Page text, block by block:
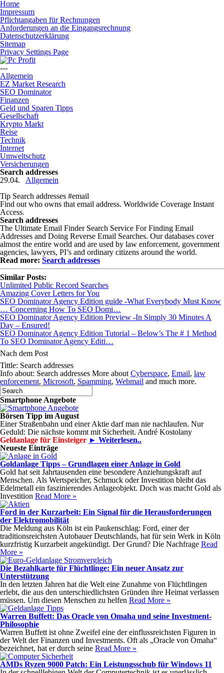
Home
Impressum
Pflichtangaben für Rechnungen
Anforderungen an die Eingangsrechnung
Datenschutzerklärung
Sitemap
Privacy Settings Page
---
Allgemein
EZ Market Research
SEO Dominator
Finanzen
Geld und Sparen Tipps
Gesellschaft
Krypto Markt
Reise
Technik
Internet
Umweltschutz
Versicherungen
Search addresses
29.04.
Allgemein
Tip Search addresses #email
Find out who owns that email address. Worldwide Coverage Instant
Access.
Search addresses
The Ultimate Email Finder Search Service For Finding Email
Addresses and Doing Reverse Email Searches. Our databases cover
almost the entire world and are used by law enforcement, government
agencies, lawyers, PI’s and ordinary citizens around the world.
Read more: Search addresses
Similar Posts:
Unlimited Public Record Searches
Amazing Cover Letters for You
SEO Dominator Agency Edition guide -What Everybody Must Know
… Concerning How To SEO Domi…
SEO Dominator Agency Edition Preview -In Simply 30 Minutes A
Day – Ensured!
SEO Dominator Agency Edition Tutorial – Below’s The # 1 Method
To SEO Dominator Agency Editi…
Nach dem Post
Tittle: Search addresses
Info about: Search addresses More about Cyberspace, Email, law
enforcement, Microsoft, Spamming, Webmail and much more.
Smartphone Angebote
Börsen Tipp im August
Einer Straßenbahn und einer Aktie darf man nie nachlaufen. Nur
Geduld: Die nächste kommt mit Sicherheit. André Kostolany
Geldanlage für Einsteiger ► Weiterlesen..
Neueste Einträge
Goldanlage Tipps – Grundlagen einer Anlage in Gold
Gold hat seit Jahrtausenden eine besondere Anziehungskraft auf
Menschen. Als Wertspeicher, Schmuck oder Investition bleibt das
Edelmetall ein faszinierendes Anlageobjekt. Doch was macht Gold als
Investition Read More »
Ford in der Kurzarbeit: Ein Signal für die Herausforderungen
der Elektromobilität
Die Meldung aus Köln ist ein Paukenschlag: Ford, einer der
traditionsreichsten Autobauer Deutschlands, hat für sein Werk in Köln
kurzfristig Kurzarbeit angekündigt. Der Grund? Die Nachfrage Read
More »
Die Bezahlkarte für Flüchtlinge: Ein neuer Ansatz zur
Unterstützung
In den letzten Jahren hat die Welt eine Zunahme von Flüchtlingen
erlebt, die aus den unterschiedlichsten Gründen ihre Heimat verlassen
müssen. Um diesen Menschen zu helfen Read More »
Warren Buffett: Das Oracle von Omaha und seine Investment-
Philosophie
Warren Buffett ist ohne Zweifel eine der einflussreichsten Figuren in
der Welt der Finanzen und Investments. Oft als „Oracle von Omaha“
bezeichnet, hat er durch seine Read More »
AMDs Ryzen 9000 Patch: Ein Leistungsschub für Windows 11